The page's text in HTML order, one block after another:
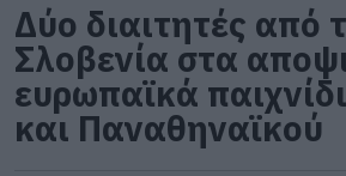
Δύο διαιτητές από
Σλοβενία στα
ευρωπαϊκά
και Παναθηναϊκού